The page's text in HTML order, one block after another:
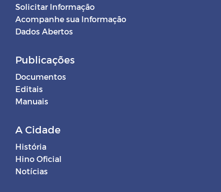
Solicitar Informação
Acompanhe sua Informação
Dados Abertos
Publicações
Documentos
Editais
Manuais
A Cidade
História
Hino Oficial
Notícias